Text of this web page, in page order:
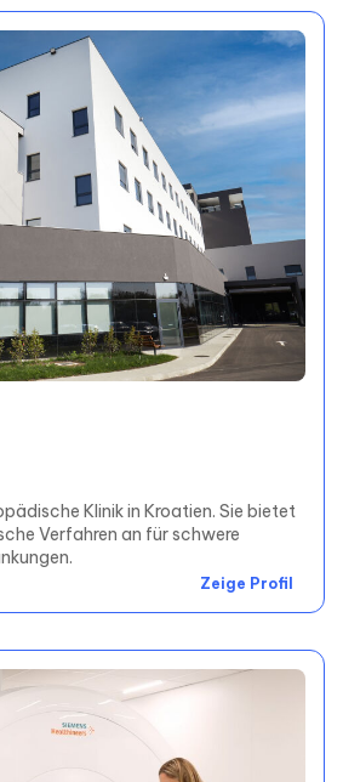
Klinik in Kroatien. Sie bietet
Verfahren an für schwere
Zeige Profil